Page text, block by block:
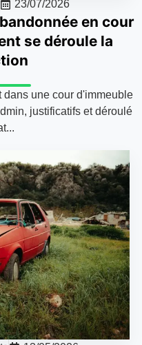
23/07/2026
en cour
se déroule la
une cour d'immeuble
justificatifs et déroulé